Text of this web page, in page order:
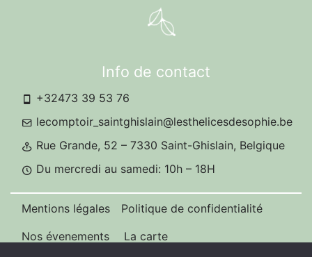
Info de contact
+32473 39 53 76
lecomptoir_saintghislain@lesthelicesdesophie.be
Rue Grande, 52 – 7330 Saint-Ghislain, Belgique
Du mercredi au samedi: 10h – 18H
Mentions légales
Politique de confidentialité
Nos évenements
La carte